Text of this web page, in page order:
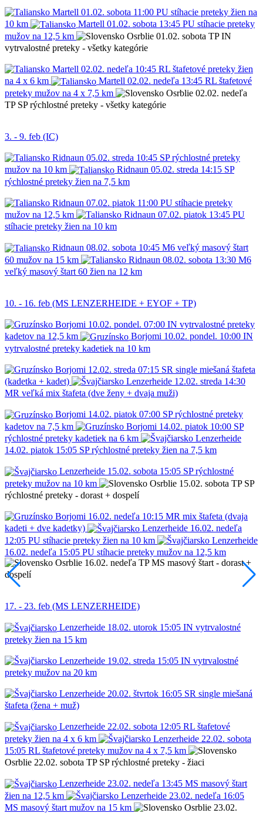
Martell 01.02. sobota 11:00 PU stíhacie preteky žien na
10 km
Martell 01.02. sobota 13:45 PU stíhacie preteky
mužov na 12,5 km
Osrblie 01.02. sobota TP IN
vytrvalostné preteky - všetky kategórie
Martell 02.02. nedeľa 10:45 RL štafetové preteky žien
na 4 x 6 km
Martell 02.02. nedeľa 13:45 RL štafetové
preteky mužov na 4 x 7,5 km
Osrblie 02.02. nedeľa
TP SP rýchlostné preteky - všetky kategórie
3. - 9. feb (IC)
Ridnaun 05.02. streda 10:45 SP rýchlostné preteky
mužov na 10 km
Ridnaun 05.02. streda 14:15 SP
rýchlostné preteky žien na 7,5 km
Ridnaun 07.02. piatok 11:00 PU stíhacie preteky
mužov na 12,5 km
Ridnaun 07.02. piatok 13:45 PU
stíhacie preteky žien na 10 km
Ridnaun 08.02. sobota 10:45 M6 veľký masový štart
60 mužov na 15 km
Ridnaun 08.02. sobota 13:30 M6
veľký masový štart 60 žien na 12 km
10. - 16. feb (MS LENZERHEIDE + EYOF + TP)
Borjomi 10.02. pondel. 07:00 IN vytrvalostné preteky
kadetov na 12,5 km
Borjomi 10.02. pondel. 10:00 IN
vytrvalostné preteky kadetiek na 10 km
Borjomi 12.02. streda 07:15 SR single miešaná štafeta
(kadetka + kadet)
Lenzerheide 12.02. streda 14:30
MR veľká mix štafeta (dve ženy + dvaja muži)
Borjomi 14.02. piatok 07:00 SP rýchlostné preteky
kadetov na 7,5 km
Borjomi 14.02. piatok 10:00 SP
rýchlostné preteky kadetiek na 6 km
Lenzerheide
14.02. piatok 15:05 SP rýchlostné preteky žien na 7,5 km
Lenzerheide 15.02. sobota 15:05 SP rýchlostné
preteky mužov na 10 km
Osrblie 15.02. sobota TP SP
rýchlostné preteky - dorast + dospelí
Borjomi 16.02. nedeľa 10:15 MR mix štafeta (dvaja
kadeti + dve kadetky)
Lenzerheide 16.02. nedeľa
12:05 PU stíhacie preteky žien na 10 km
Lenzerheide
16.02. nedeľa 15:05 PU stíhacie preteky mužov na 12,5 km
Osrblie 16.02. nedeľa TP MS masový štart - dorast +
dospelí
17. - 23. feb (MS LENZERHEIDE)
Lenzerheide 18.02. utorok 15:05 IN vytrvalostné
preteky žien na 15 km
Lenzerheide 19.02. streda 15:05 IN vytrvalostné
preteky mužov na 20 km
Lenzerheide 20.02. štvrtok 16:05 SR single miešaná
štafeta (žena + muž)
Lenzerheide 22.02. sobota 12:05 RL štafetové
preteky žien na 4 x 6 km
Lenzerheide 22.02. sobota
15:05 RL štafetové preteky mužov na 4 x 7,5 km
Osrblie 22.02. sobota TP SP rýchlostné preteky - žiaci
Lenzerheide 23.02. nedeľa 13:45 MS masový štart
žien na 12,5 km
Lenzerheide 23.02. nedeľa 16:05
MS masový štart mužov na 15 km Osrblie 23.02.